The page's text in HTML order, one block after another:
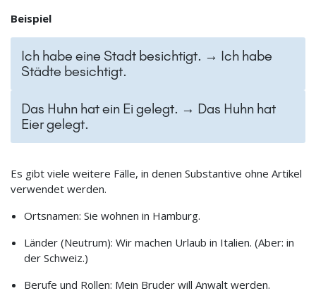
Beispiel
Ich habe eine Stadt besichtigt. → Ich habe
Städte besichtigt.
Das Huhn hat ein Ei gelegt. → Das Huhn hat
Eier gelegt.
Es gibt viele weitere Fälle, in denen Substantive ohne Artikel
verwendet werden.
Ortsnamen: Sie wohnen in Hamburg.
Länder (Neutrum): Wir machen Urlaub in Italien. (Aber: in
der Schweiz.)
Berufe und Rollen: Mein Bruder will Anwalt werden.